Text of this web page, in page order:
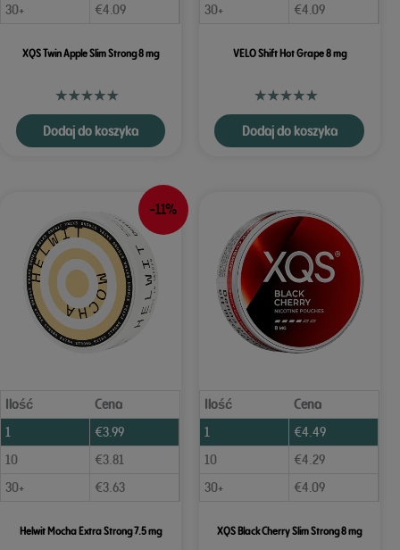
30+ €4.09
XQS Twin Apple Slim Strong 8 mg
Dodaj do koszyka
30+ €4.09
VELO Shift Hot Grape 8 mg
Dodaj do koszyka
-11%
Ilość
Cena
1
€3.99
10
€3.81
30+
€3.63
Helwit Mocha Extra Strong 7.5 mg
Ilość
Cena
1
€4.49
10
€4.29
30+
€4.09
XQS Black Cherry Slim Strong 8 mg